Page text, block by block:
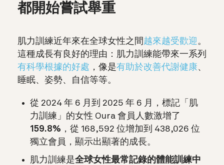
都開始嘗試舉重
肌力訓練近年來在全球女性之間越來越受歡迎。
這種成長有良好的理由：肌力訓練能帶來一系列
有科學根據的好處 ，像是有助於改善代謝健康、
睡眠、姿勢、自信等等。
從 2024 年 6 月到 2025 年 6 月， 標記「肌
力訓練」的女性 Oura 會員人數激增了
159.8% ，從 168,592 位增加到 438,026 位
獨立會員，顯示出顯著的成長。
肌力訓練是全球女性最常記錄的體能訓練中